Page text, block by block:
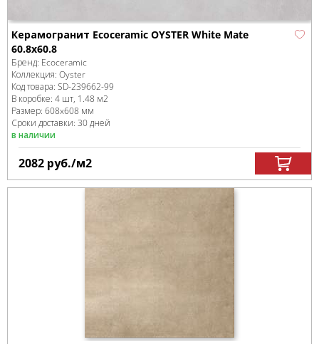
Керамогранит Ecoceramic OYSTER White Mate
60.8x60.8
Бренд: Ecoceramic
Коллекция: Oyster
Код товара: SD-239662-99
В коробке: 4 шт, 1.48 м2
Размер: 608x608 мм
Сроки доставки: 30 дней
в наличии
2082 руб./м2